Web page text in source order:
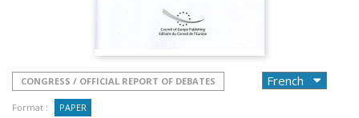
CONGRESS / OFFICIAL REPORT OF DEBATES
Format : PAPER